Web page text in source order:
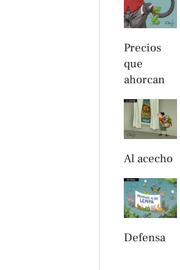
Precios
que
ahorcan
Al acecho
Defensa